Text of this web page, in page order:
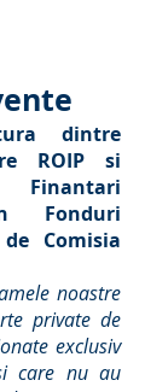
dintre
ROIP si
Fonduri
Comisia
noastre
private de
exclusiv
care nu au